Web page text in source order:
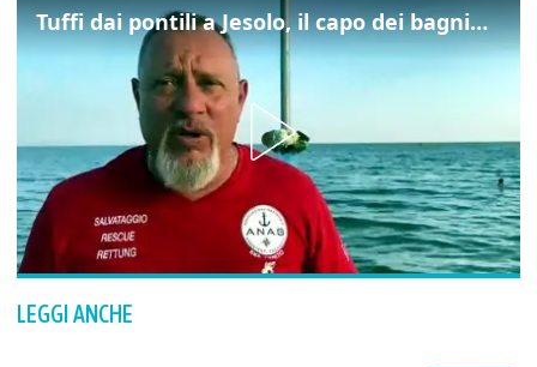
Tuffi dai pontili a Jesolo, il capo dei bagnini: "L'impegno di tutti per evitare altre tragedie"
LEGGI ANCHE